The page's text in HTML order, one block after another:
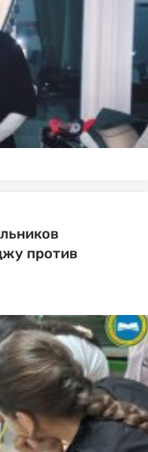
против